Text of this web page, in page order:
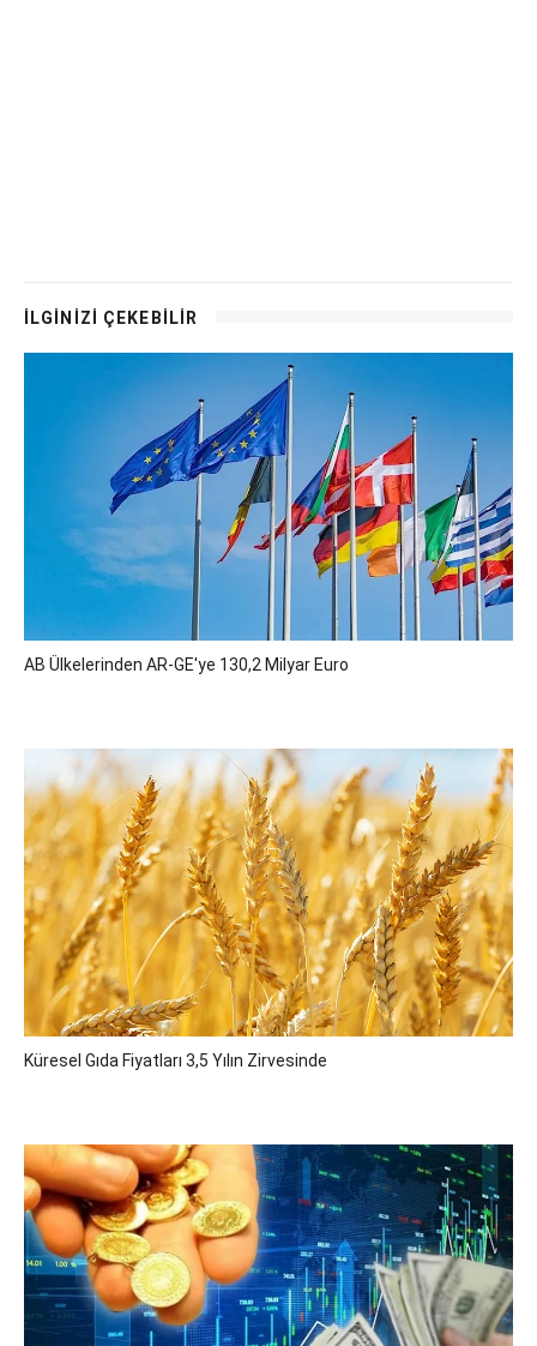
İLGİNİZİ ÇEKEBİLİR
AB Ülkelerinden AR-GE'ye 130,2 Milyar Euro
Küresel Gıda Fiyatları 3,5 Yılın Zirvesinde